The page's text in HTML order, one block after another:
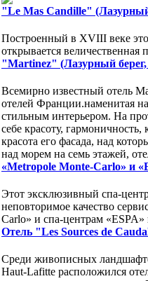
"Le Mas Candille"
Построенный в XVIII веке
открывается величественная
"Martinez" (Лазурный
Всемирно известный отель
отелей Франции.наменитая
стильным интерьером. На
себе красоту,
красота его фасада, над
над морем на семь этажей,
«Metropole Monte-Carlo» и
Этот эксклюзивный спа-
неповторимое качество
Carlo» и спа-центрам «ESPA»
Отель "Les Sources de
Среди живописных
Haut-Lafitte расположился